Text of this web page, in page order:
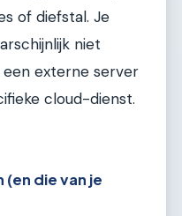
of diefstal. Je
niet
een externe server
cloud-dienst.
die van je